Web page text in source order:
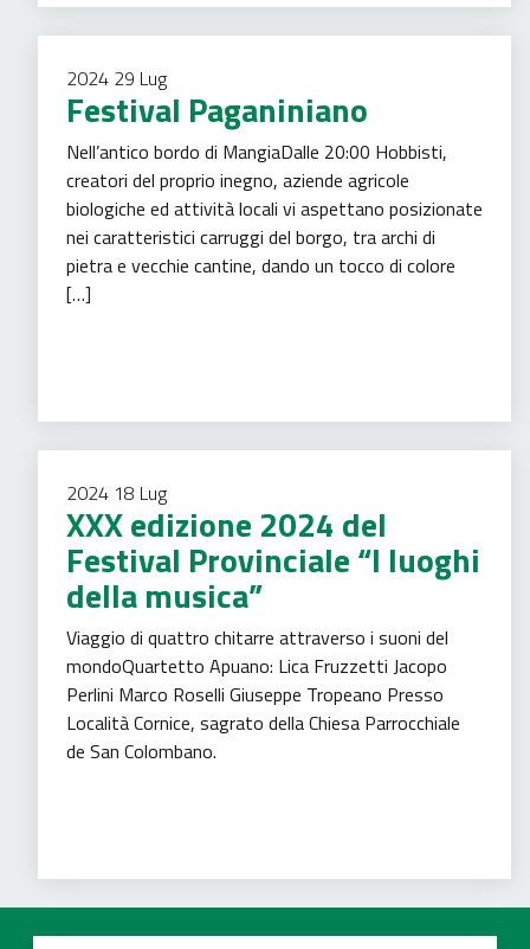
2024 29 Lug
Festival Paganiniano
Nell’antico bordo di MangiaDalle 20:00 Hobbisti,
creatori del proprio inegno, aziende agricole
biologiche ed attività locali vi aspettano posizionate
nei caratteristici carruggi del borgo, tra archi di
pietra e vecchie cantine, dando un tocco di colore
[…]
2024 18 Lug
XXX edizione 2024 del
Festival Provinciale “I luoghi
della musica”
Viaggio di quattro chitarre attraverso i suoni del
mondoQuartetto Apuano: Lica Fruzzetti Jacopo
Perlini Marco Roselli Giuseppe Tropeano Presso
Località Cornice, sagrato della Chiesa Parrocchiale
de San Colombano.